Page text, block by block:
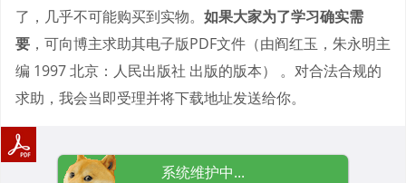
了，几乎不可能购买到实物。 如果大家为了学习确实需
要 ，可向博主求助其电子版PDF文件（由阎红玉，朱永明主
编 1997 北京：人民出版社 出版的版本） 。对合法合规的
求助，我会当即受理并将下载地址发送给你。
系统维护中...